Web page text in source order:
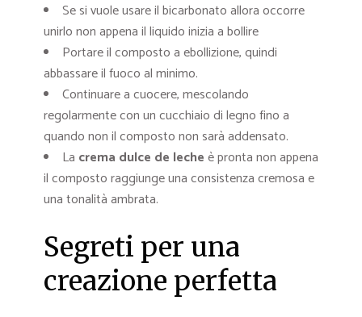
Se si vuole usare il bicarbonato allora occorre
unirlo non appena il liquido inizia a bollire
Portare il composto a ebollizione, quindi
abbassare il fuoco al minimo.
Continuare a cuocere, mescolando
regolarmente con un cucchiaio di legno fino a
quando non il composto non sarà addensato.
La crema dulce de lecheè pronta non appena
il composto raggiunge una consistenza cremosa e
una tonalità ambrata.
Segreti per una
creazione perfetta